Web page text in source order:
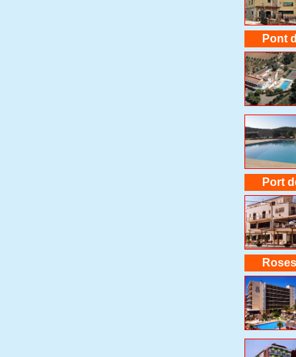
Pont
Port
Roses